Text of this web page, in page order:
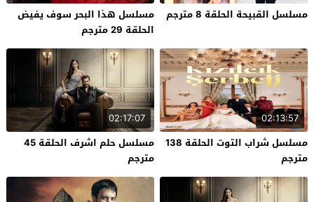
مسلسل القبيحة الحلقة 8 مترجم
مسلسل هذا البحر سوف يفيض
الحلقة 29 مترجم
02:13:57
مسلسل شراب التوت الحلقة 138
مترجم
02:17:07
مسلسل حلم اشرف الحلقة 45
مترجم